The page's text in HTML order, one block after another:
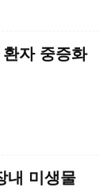
자 중증화
내 미생물